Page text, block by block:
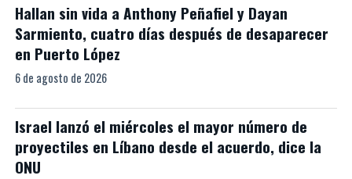
Hallan sin vida a Anthony Peñafiel y Dayan
Sarmiento, cuatro días después de desaparecer
en Puerto López
6 de agosto de 2026
Israel lanzó el miércoles el mayor número de
proyectiles en Líbano desde el acuerdo, dice la
ONU